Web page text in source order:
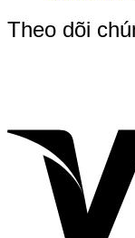
Theo dõi